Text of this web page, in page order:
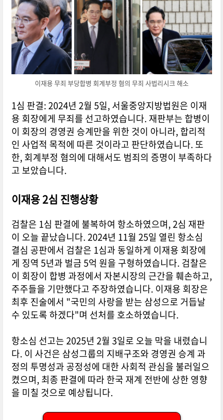
이재용 무죄 부당합병 회계부정 혐의 무죄 사법리시크 해소
1심 판결: 2024년 2월 5일, 서울중앙지방법원은 이재
용 회장에게 무죄를 선고하였습니다. 재판부는 합병이
이 회장의 경영권 승계만을 위한 것이 아니라, 합리적
인 사업적 목적에 따른 것이라고 판단하였습니다. 또
한, 회계부정 혐의에 대해서도 범죄의 증명이 부족하다
고 보았습니다.
이재용 2심 진행상황
검찰은 1심 판결에 불복하여 항소하였으며, 2심 재판
이 오늘 끝났습니다. 2024년 11월 25일 열린 항소심
결심 공판에서 검찰은 1심과 동일하게 이재용 회장에
게 징역 5년과 벌금 5억 원을 구형하였습니다. 검찰은
이 회장이 합병 과정에서 자본시장의 근간을 훼손하고,
주주들을 기만했다고 주장하였습니다. 이재용 회장은
최후 진술에서 "국민의 사랑을 받는 삼성으로 거듭날
수 있도록 하겠다"며 선처를 호소하였습니다.
항소심 선고는 2025년 2월 3일로 오늘 막을 내렸습니
다. 이 사건은 삼성그룹의 지배구조와 경영권 승계 과
정의 투명성과 공정성에 대한 사회적 관심을 불러일으
켰으며, 최종 판결에 따라 한국 재계 전반에 상한 영향
을 미칠 것으로 예상됩니다.